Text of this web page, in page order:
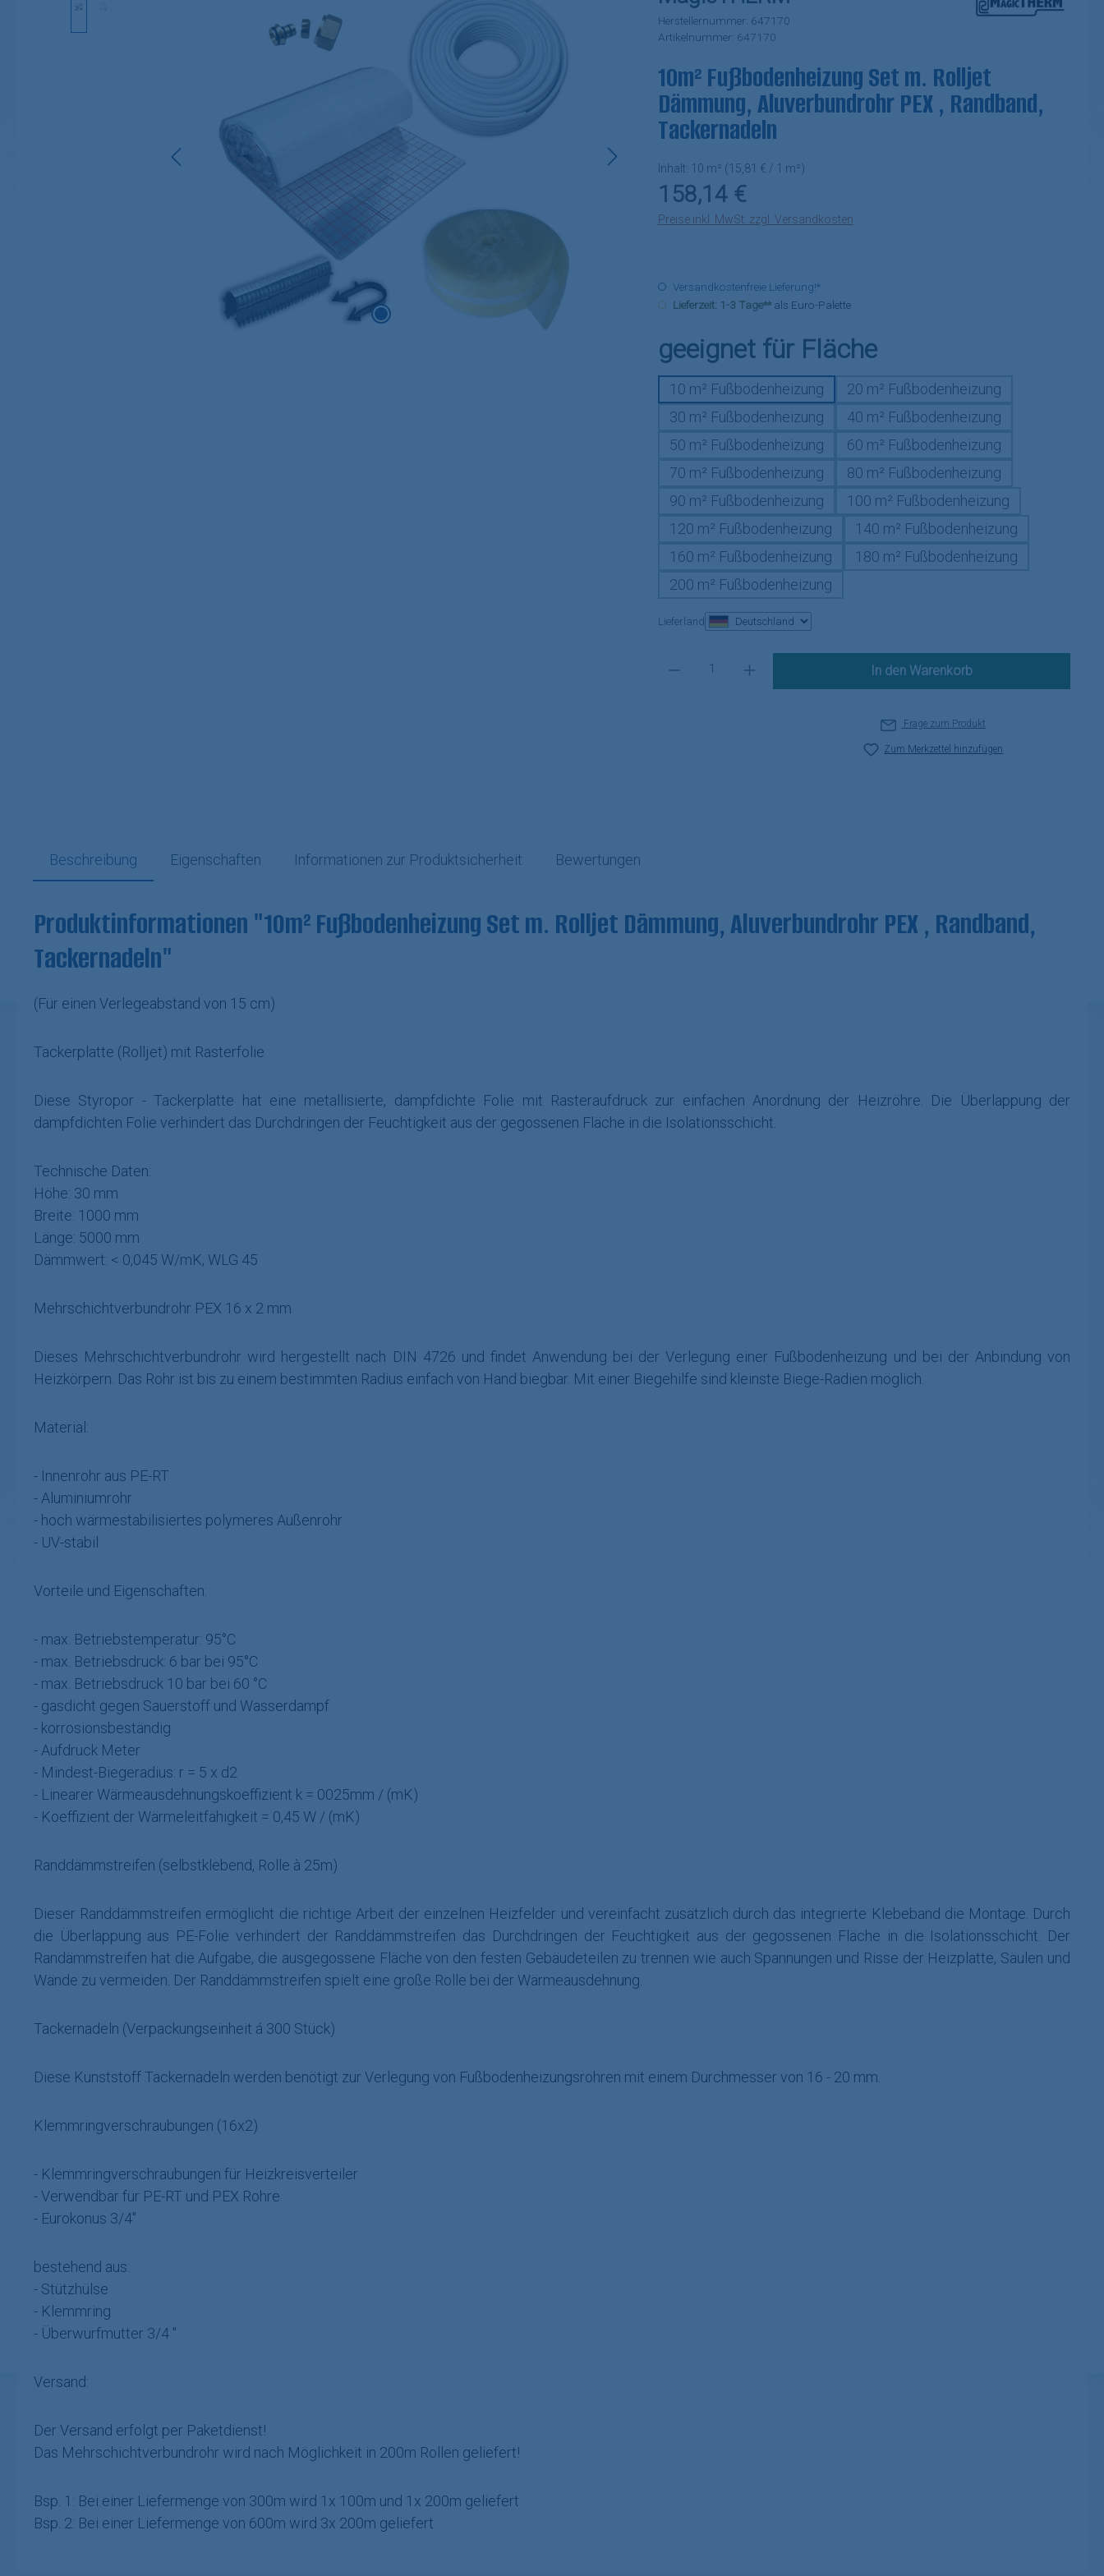
Herstellernummer: 647170
Artikelnummer: 647170
10m² Fußbodenheizung Set m. Rolljet
Dämmung, Aluverbundrohr PEX , Randband,
Tackernadeln
Inhalt: 10 m² (15,81 € / 1 m²)
Regulärer Preis:
158,14 €
Preise inkl. MwSt. zzgl. Versandkosten
Versandkostenfreie Lieferung!*
Lieferzeit: 1-3 Tage**als Euro-Palette
geeignet für Flächeauswählen
10 m² Fußbodenheizung
20 m² Fußbodenheizung
30 m² Fußbodenheizung
40 m² Fußbodenheizung
50 m² Fußbodenheizung
60 m² Fußbodenheizung
70 m² Fußbodenheizung
80 m² Fußbodenheizung
90 m² Fußbodenheizung
100 m² Fußbodenheizung
120 m² Fußbodenheizung
140 m² Fußbodenheizung
160 m² Fußbodenheizung
180 m² Fußbodenheizung
200 m² Fußbodenheizung
Lieferland
In den Warenkorb
Frage zum Produkt
Zum Merkzettel hinzufügen
Beschreibung Eigenschaften Informationen zur Produktsicherheit Bewertungen
Produktinformationen "10m² Fußbodenheizung Set m. Rolljet Dämmung, Aluverbundrohr PEX , Randband,
Tackernadeln"
(Für einen Verlegeabstand von 15 cm)
Tackerplatte (Rolljet) mit Rasterfolie
Diese Styropor - Tackerplatte hat eine metallisierte, dampfdichte Folie mit Rasteraufdruck zur einfachen Anordnung der Heizröhre. Die Überlappung der
dampfdichten Folie verhindert das Durchdringen der Feuchtigkeit aus der gegossenen Fläche in die Isolationsschicht.
Technische Daten:
Höhe: 30 mm
Breite: 1000 mm
Länge: 5000 mm
Dämmwert: < 0,045 W/mK, WLG 45
Mehrschichtverbundrohr PEX 16 x 2 mm
Dieses Mehrschichtverbundrohr wird hergestellt nach DIN 4726 und findet Anwendung bei der Verlegung einer Fußbodenheizung und bei der Anbindung von
Heizkörpern. Das Rohr ist bis zu einem bestimmten Radius einfach von Hand biegbar. Mit einer Biegehilfe sind kleinste Biege-Radien möglich.
Material:
- Innenrohr aus PE-RT
- Aluminiumrohr
- hoch wärmestabilisiertes polymeres Außenrohr
- UV-stabil
Vorteile und Eigenschaften:
- max. Betriebstemperatur: 95°C
- max. Betriebsdruck: 6 bar bei 95°C
- max. Betriebsdruck 10 bar bei 60 °C
- gasdicht gegen Sauerstoff und Wasserdampf
- korrosionsbeständig
- Aufdruck Meter
- Mindest-Biegeradius: r = 5 x d2
- Linearer Wärmeausdehnungskoeffizient k = 0025mm / (mK)
- Koeffizient der Wärmeleitfähigkeit = 0,45 W / (mK)
Randdämmstreifen (selbstklebend, Rolle à 25m)
Dieser Randdämmstreifen ermöglicht die richtige Arbeit der einzelnen Heizfelder und vereinfacht zusätzlich durch das integrierte Klebeband die Montage. Durch
die Überlappung aus PE-Folie verhindert der Randdämmstreifen das Durchdringen der Feuchtigkeit aus der gegossenen Fläche in die Isolationsschicht. Der
Randämmstreifen hat die Aufgabe, die ausgegossene Fläche von den festen Gebäudeteilen zu trennen wie auch Spannungen und Risse der Heizplatte, Säulen und
Wände zu vermeiden. Der Randdämmstreifen spielt eine große Rolle bei der Wärmeausdehnung.
Tackernadeln (Verpackungseinheit á 300 Stück)
Diese Kunststoff Tackernadeln werden benötigt zur Verlegung von Fußbodenheizungsrohren mit einem Durchmesser von 16 - 20 mm.
Klemmringverschraubungen (16x2)
- Klemmringverschraubungen für Heizkreisverteiler
- Verwendbar für PE-RT und PEX Rohre
- Eurokonus 3/4"
bestehend aus:
- Stützhülse
- Klemmring
- Überwurfmutter 3/4 "
Versand:
Der Versand erfolgt per Paketdienst!
Das Mehrschichtverbundrohr wird nach Möglichkeit in 200m Rollen geliefert!
Bsp. 1: Bei einer Liefermenge von 300m wird 1x 100m und 1x 200m geliefert
Bsp. 2: Bei einer Liefermenge von 600m wird 3x 200m geliefert